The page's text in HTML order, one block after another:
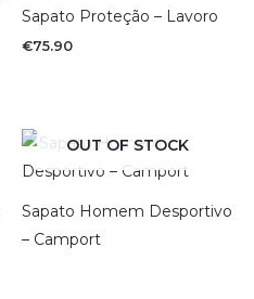
Sapato Proteção – Lavoro
€75.90
OUT OF STOCK
Sapato Homem Desportivo
– Camport